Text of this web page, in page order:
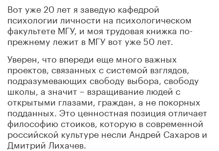
Вот уже 20 лет я заведую кафедрой
психологии личности на психологическом
факультете МГУ, и моя трудовая книжка по-
прежнему лежит в МГУ вот уже 50 лет.
Уверен, что впереди еще много важных
проектов, связанных с системой взглядов,
подразумевающих свободу выбора, свободу
школы, а значит – взращивание людей с
открытыми глазами, граждан, а не покорных
подданных. Это ценностная позиция отличает
философию стоиков, которую в современной
российской культуре несли Андрей Сахаров и
Дмитрий Лихачев.